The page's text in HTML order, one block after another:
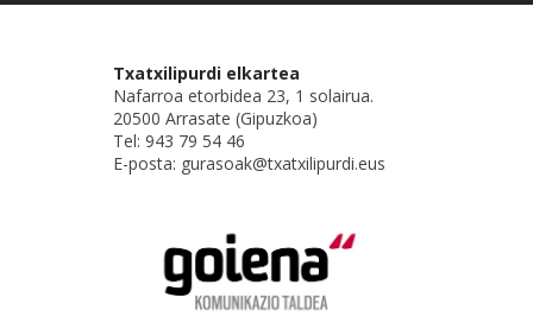
Txatxilipurdi elkartea
Nafarroa etorbidea 23, 1 solairua.
20500 Arrasate (Gipuzkoa)
Tel: 943 79 54 46
E-posta: gurasoak@txatxilipurdi.eus